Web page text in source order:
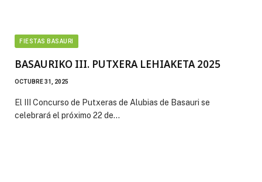
FIESTAS BASAURI
BASAURIKO III. PUTXERA LEHIAKETA 2025
OCTUBRE 31, 2025
El III Concurso de Putxeras de Alubias de Basauri se
celebrará el próximo 22 de…